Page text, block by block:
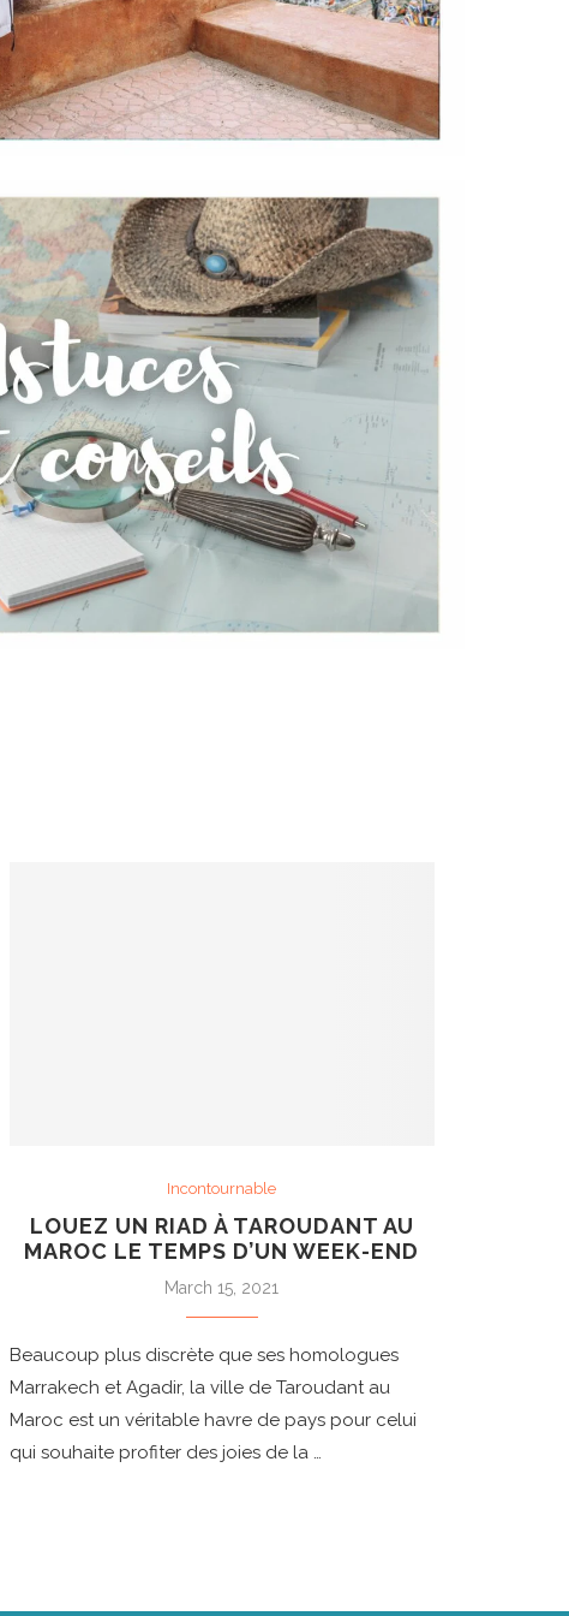
Incontournable
LOUEZ UN RIAD À TAROUDANT AU
MAROC LE TEMPS D’UN WEEK-END
March 15, 2021
Beaucoup plus discrète que ses homologues
Marrakech et Agadir, la ville de Taroudant au
Maroc est un véritable havre de pays pour celui
qui souhaite profiter des joies de la …